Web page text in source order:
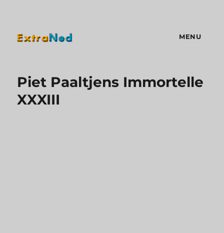
MENU
Piet Paaltjens Immortelle
XXXIII